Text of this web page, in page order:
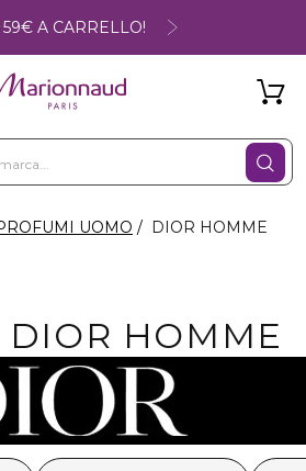
59€ A CARRELLO!
UOMO DIOR HOMME
HOMME